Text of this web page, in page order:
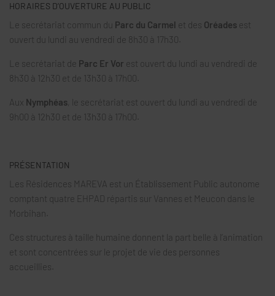
HORAIRES D’OUVERTURE AU PUBLIC
Le secrétariat commun du Parc du Carmel et des Oréades est
ouvert du lundi au vendredi de 8h30 à 17h30.
Le secrétariat de Parc Er Vor est ouvert du lundi au vendredi de
8h30 à 12h30 et de 13h30 à 17h00.
Aux Nymphéas , le secrétariat est ouvert du lundi au vendredi de
9h00 à 12h30 et de 13h30 à 17h00.
PRÉSENTATION
Les Résidences MAREVA est un Établissement Public autonome
comptant quatre EHPAD répartis sur Vannes et Meucon dans le
Morbihan.
Ces structures à taille humaine donnent la part belle à l’animation
et sont concentrées sur le projet de vie des personnes
accueillies.